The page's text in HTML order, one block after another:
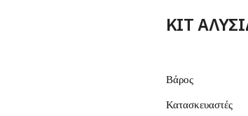
ΚΙΤ
Βάρος
Κατασκευαστές